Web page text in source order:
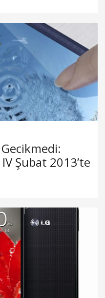
Gecikmedi:
Şubat 2013’te